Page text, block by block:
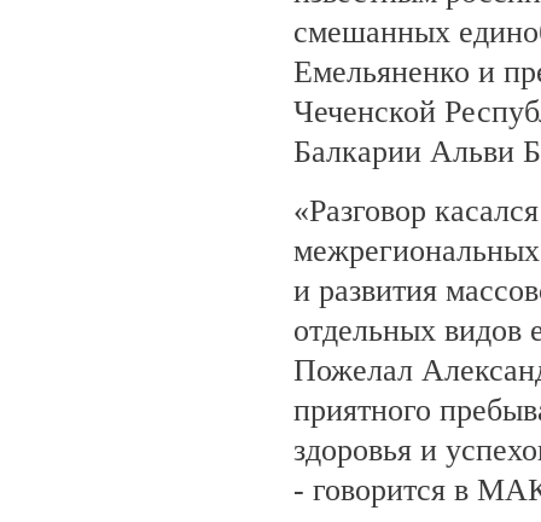
смешанных
Емельяненко и
Чеченской
Балкарии Альви
«Разговор
и развития
отдельных видов
Пожелал
приятного
здоровья и
- говорится в